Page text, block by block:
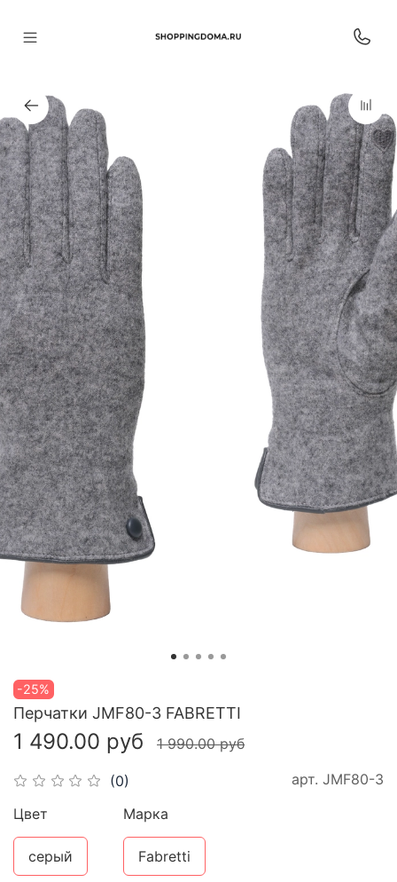
-25%
(0) арт. JMF80-3
Перчатки JMF80-3 FABRETTI
1 490.00 руб 1 990.00 руб
Цвет
серый
Марка
Fabretti